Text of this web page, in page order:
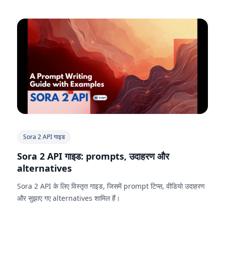
Sora 2 API गाइड
Sora 2 API गाइड: prompts, उदाहरण और
alternatives
Sora 2 API के लिए विस्तृत गाइड, जिसमें prompt टिप्स, वीडियो उदाहरण
और सुझाए गए alternatives शामिल हैं।